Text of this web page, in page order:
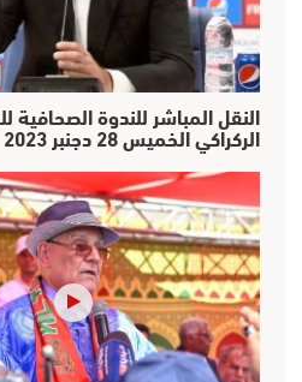
النقل المباشر للندوة الصحافية
الركراكي الخميس 28 دجنبر 2023